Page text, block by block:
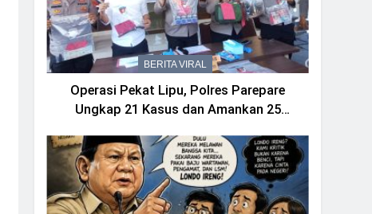
BERITA VIRAL
Operasi Pekat Lipu, Polres Parepare
Ungkap 21 Kasus dan Amankan 25